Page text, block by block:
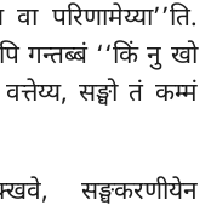
परिणामेय्या’’ति.
गन्तब्बं ‘‘किं नु खो
सङ्घो तं कम्मं
सङ्घकरणीयेन